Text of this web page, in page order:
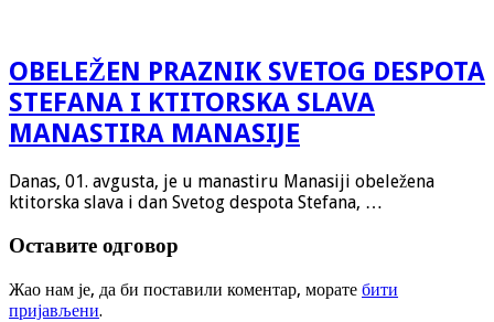
OBELEŽEN PRAZNIK SVETOG DESPOTA
STEFANA I KTITORSKA SLAVA
MANASTIRA MANASIJE
Danas, 01. avgusta, je u manastiru Manasiji obeležena
ktitorska slava i dan Svetog despota Stefana, …
Оставите одговор
Жао нам је, да би поставили коментар, морате бити
пријављени.